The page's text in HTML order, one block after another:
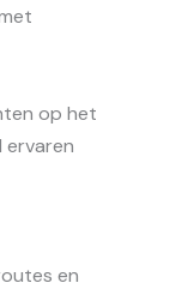
op het
ervaren
en